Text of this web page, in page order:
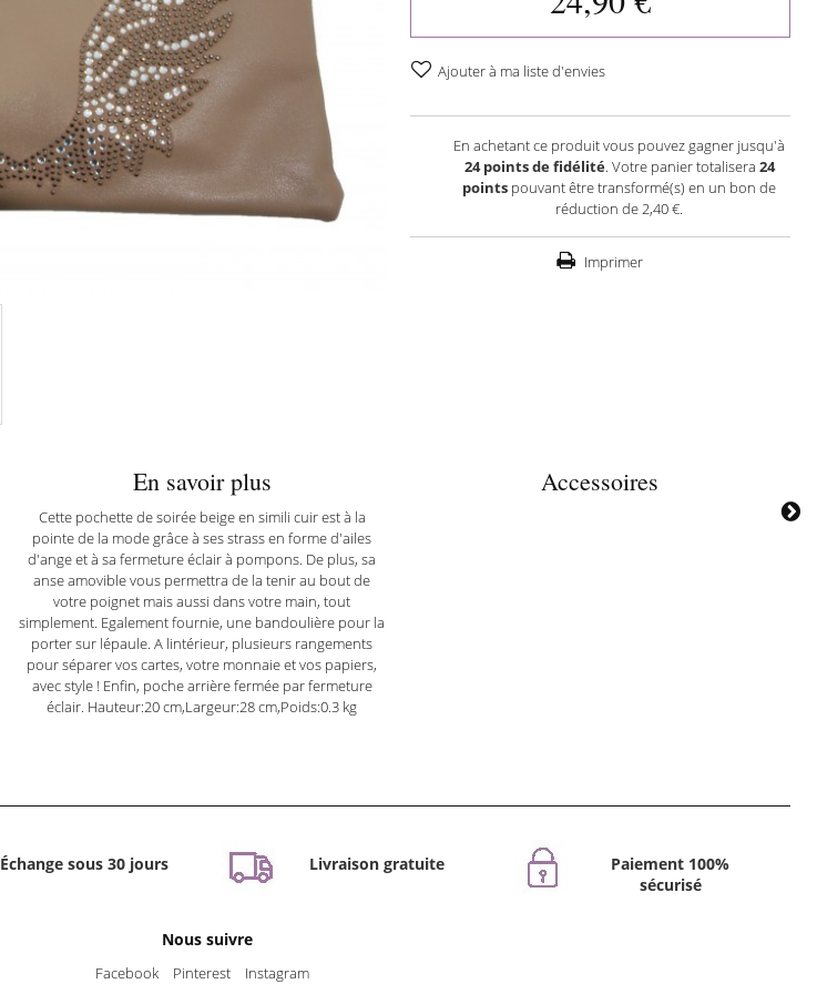
Ajouter à ma liste d'envies
En achetant ce produit vous pouvez gagner jusqu'à
24points de fidélité. Votre panier totalisera 24
points pouvant être transformé(s) en un bon de
réduction de2,40 €.
Imprimer
En savoir plus
Cette pochette de soirée beige en simili cuir est à la
pointe de la mode grâce à ses strass en forme d'ailes
d'ange et à sa fermeture éclair à pompons. De plus, sa
anse amovible vous permettra de la tenir au bout de
votre poignet mais aussi dans votre main, tout
simplement. Egalement fournie, une bandoulière pour la
porter sur lépaule. A lintérieur, plusieurs rangements
pour séparer vos cartes, votre monnaie et vos papiers,
avec style ! Enfin, poche arrière fermée par fermeture
éclair. Hauteur:20 cm,Largeur:28 cm,Poids:0.3 kg
Accessoires
Échange sous 30 jours Livraison gratuite
Paiement 100%
sécurisé
Nous suivre
Facebook Pinterest Instagram